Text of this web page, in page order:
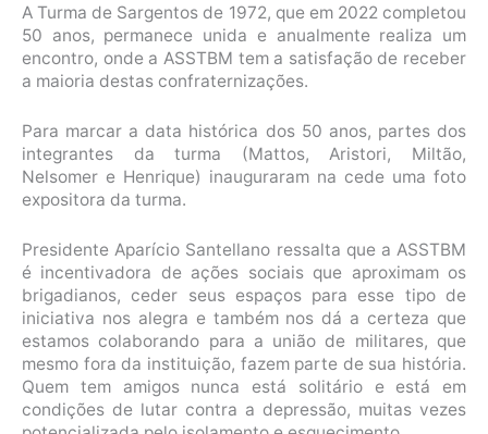
A Turma de Sargentos de 1972, que em 2022 completou
50 anos, permanece unida e anualmente realiza um
encontro, onde a ASSTBM tem a satisfação de receber
a maioria destas confraternizações.
Para marcar a data histórica dos 50 anos, partes dos
integrantes da turma (Mattos, Aristori, Miltão,
Nelsomer e Henrique) inauguraram na cede uma foto
expositora da turma.
Presidente Aparício Santellano ressalta que a ASSTBM
é incentivadora de ações sociais que aproximam os
brigadianos, ceder seus espaços para esse tipo de
iniciativa nos alegra e também nos dá a certeza que
estamos colaborando para a união de militares, que
mesmo fora da instituição, fazem parte de sua história.
Quem tem amigos nunca está solitário e está em
condições de lutar contra a depressão, muitas vezes